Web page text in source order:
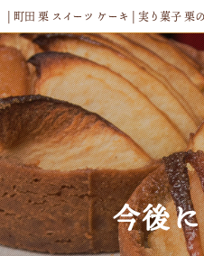
| 町田 栗 スイーツ ケーキ | 実り菓子 栗
今後